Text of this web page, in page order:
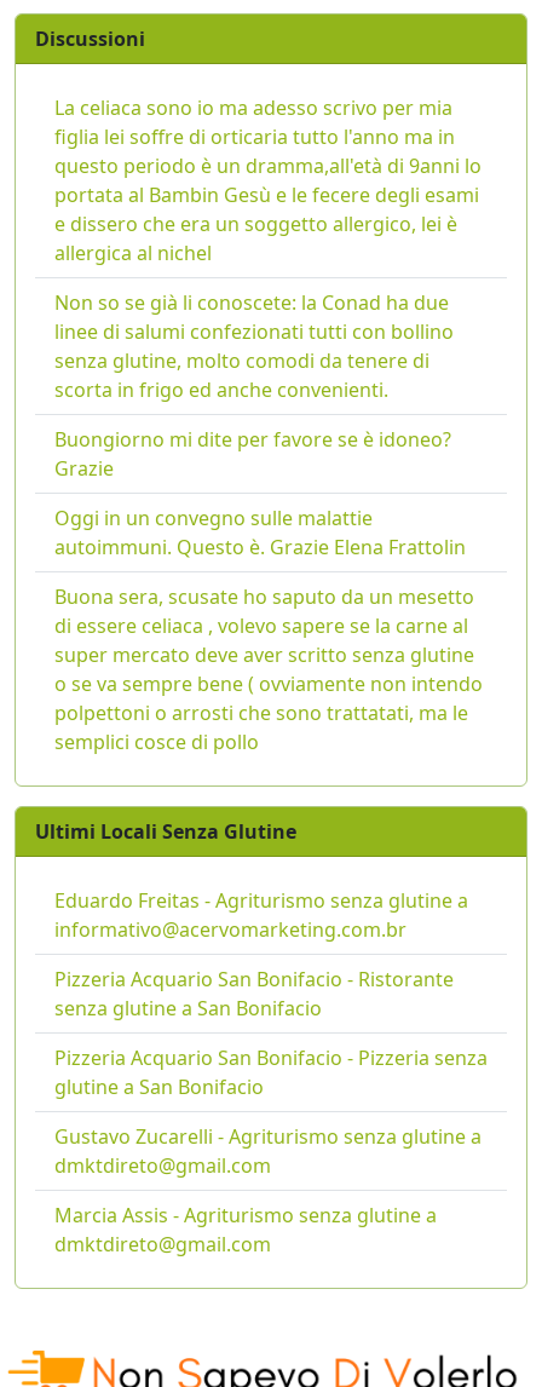
Discussioni
La celiaca sono io ma adesso scrivo per mia
figlia lei soffre di orticaria tutto l'anno ma in
questo periodo è un dramma,all'età di 9anni lo
portata al Bambin Gesù e le fecere degli esami
e dissero che era un soggetto allergico, lei è
allergica al nichel
Non so se già li conoscete: la Conad ha due
linee di salumi confezionati tutti con bollino
senza glutine, molto comodi da tenere di
scorta in frigo ed anche convenienti.
Buongiorno mi dite per favore se è idoneo?
Grazie
Oggi in un convegno sulle malattie
autoimmuni. Questo è. Grazie Elena Frattolin
Buona sera, scusate ho saputo da un mesetto
di essere celiaca , volevo sapere se la carne al
super mercato deve aver scritto senza glutine
o se va sempre bene ( ovviamente non intendo
polpettoni o arrosti che sono trattatati, ma le
semplici cosce di pollo
Ultimi Locali Senza Glutine
Eduardo Freitas - Agriturismo senza glutine a
informativo@acervomarketing.com.br
Pizzeria Acquario San Bonifacio - Ristorante
senza glutine a San Bonifacio
Pizzeria Acquario San Bonifacio - Pizzeria senza
glutine a San Bonifacio
Gustavo Zucarelli - Agriturismo senza glutine a
dmktdireto@gmail.com
Marcia Assis - Agriturismo senza glutine a
dmktdireto@gmail.com